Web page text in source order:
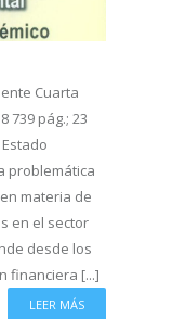
Cuarta
739 pág.; 23
problemática
materia de
en el sector
desde los
financiera [...]
LEER MÁS